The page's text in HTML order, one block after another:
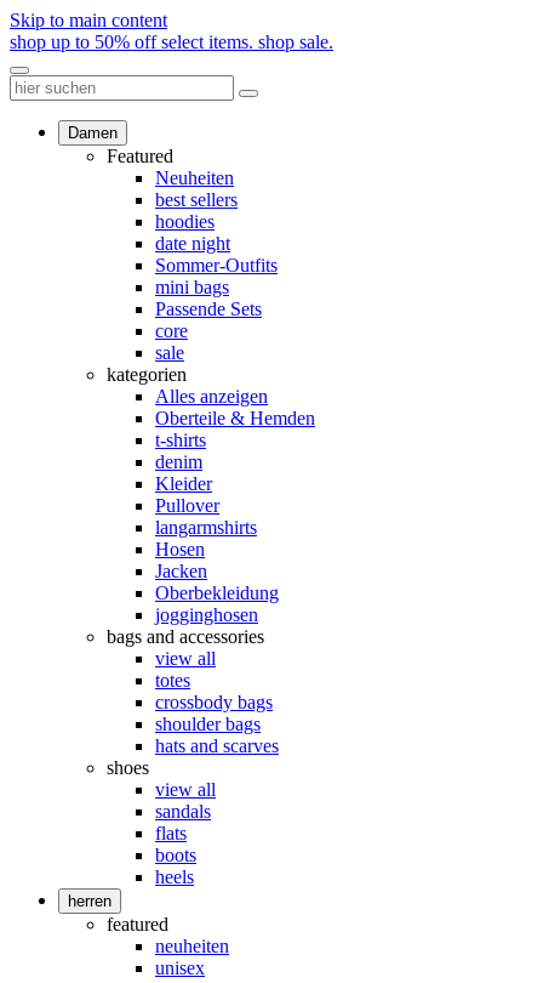
Skip to main content
shop up to 50% off select items. shop sale.
Damen
Featured
Neuheiten
best sellers
hoodies
date night
Sommer-Outfits
mini bags
Passende Sets
core
sale
kategorien
Alles anzeigen
Oberteile & Hemden
t-shirts
denim
Kleider
Pullover
langarmshirts
Hosen
Jacken
Oberbekleidung
jogginghosen
bags and accessories
view all
totes
crossbody bags
shoulder bags
hats and scarves
shoes
view all
sandals
flats
boots
heels
herren
featured
neuheiten
unisex